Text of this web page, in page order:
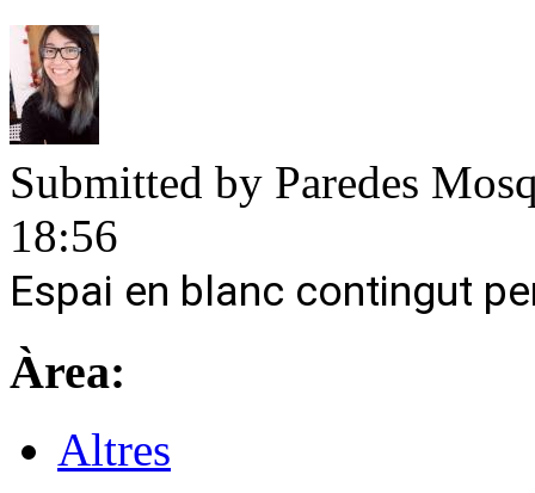
Submitted by Paredes
18:56
Espai en blanc contingut
Àrea:
Altres